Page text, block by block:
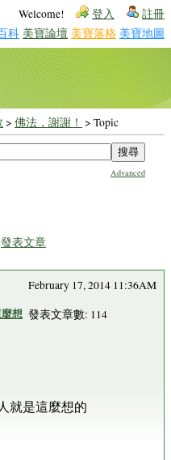
Welcome! 登入 註冊
科 美寶論壇 美寶落格 美寶地圖
> 佛法，謝謝！ > Topic
Advanced
發表文章
想
February 17, 2014 11:36AM
發表文章數: 114
就是這麼想的